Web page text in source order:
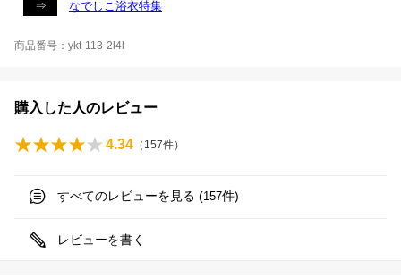
⇒ なでしこ浴衣特集
商品番号：ykt-113-2l4l
購入した人のレビュー
4.34 （ 157件）
すべてのレビューを見る (157件)
レビューを書く